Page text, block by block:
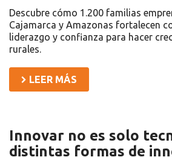
Descubre cómo 1.200 familias
Cajamarca y Amazonas fortalecen
liderazgo y confianza para hacer
rurales.
LEER MÁS
Innovar no es solo
distintas formas de